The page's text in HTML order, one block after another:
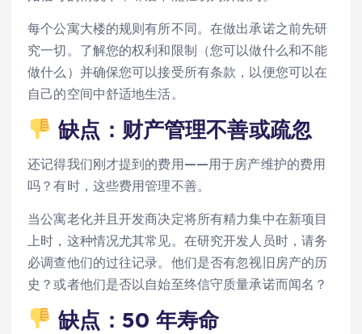
每个公寓大楼的规则有所不同。在做出承诺之前先研
究一切。了解您的权利和限制（您可以做什么和不能
做什么）并确保您可以接受所有条款，以便您可以在
自己的空间中舒适地生活。
缺点：财产管理不善或疏忽
还记得我们刚才提到的费用——用于房产维护的费用
吗？有时，这些费用管理不善。
当公寓老化并且开发商决定将所有精力集中在新项目
上时，这种情况尤其常见。在研究开发人员时，请务
必调查他们的过往记录。他们是否有忽视旧房产的历
史？或者他们是否以自始至终信守质量承诺而闻名？
缺点：50 年寿命